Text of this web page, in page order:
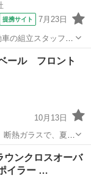
提携サイト 7月23日
の組立スタッフ
・ハンドル・足回
ール フロント
10月13日
熱ガラスで、夏場
落としあるかもし
ありません。深い
ウンクロスオーバ
イラー …